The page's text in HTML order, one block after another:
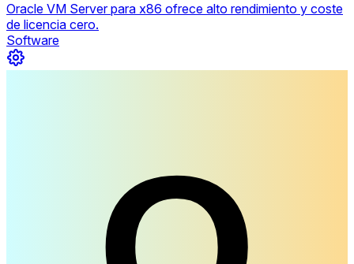
Oracle VM Server para x86 ofrece alto rendimiento y coste
de licencia cero.
Software